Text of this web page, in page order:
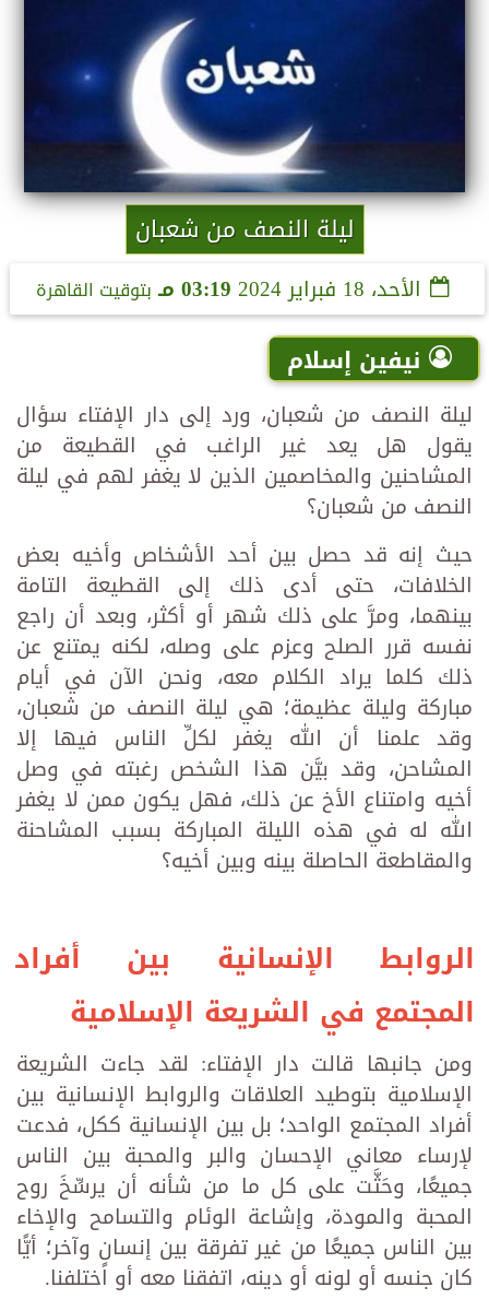
ليلة النصف من شعبان
الأحد، 18 فبراير 2024 03:19 مـ بتوقيت القاهرة
نيفين إسلام
ليلة النصف من شعبان، ورد إلى دار الإفتاء سؤال
يقول هل يعد غير الراغب في القطيعة من
المشاحنين والمخاصمين الذين لا يغفر لهم في ليلة
النصف من شعبان؟
حيث إنه قد حصل بين أحد الأشخاص وأخيه بعض
الخلافات، حتى أدى ذلك إلى القطيعة التامة
بينهما، ومرَّ على ذلك شهر أو أكثر، وبعد أن راجع
نفسه قرر الصلح وعزم على وصله، لكنه يمتنع عن
ذلك كلما يراد الكلام معه، ونحن الآن في أيام
مباركة وليلة عظيمة؛ هي ليلة النصف من شعبان،
وقد علمنا أن الله يغفر لكلِّ الناس فيها إلا
المشاحن، وقد بيَّن هذا الشخص رغبته في وصل
أخيه وامتناع الأخ عن ذلك، فهل يكون ممن لا يغفر
الله له في هذه الليلة المباركة بسبب المشاحنة
والمقاطعة الحاصلة بينه وبين أخيه؟
الروابط الإنسانية بين أفراد
المجتمع في الشريعة الإسلامية
ومن جانبها قالت دار الإفتاء: لقد جاءت الشريعة
الإسلامية بتوطيد العلاقات والروابط الإنسانية بين
أفراد المجتمع الواحد؛ بل بين الإنسانية ككل، فدعت
لإرساء معاني الإحسان والبر والمحبة بين الناس
جميعًا، وحَثَّت على كل ما من شأنه أن يرسِّخَ روح
المحبة والمودة، وإشاعة الوئام والتسامح والإخاء
بين الناس جميعًا من غير تفرقة بين إنسانٍ وآخر؛ أيًّا
كان جنسه أو لونه أو دينه، اتفقنا معه أو اختلفنا.